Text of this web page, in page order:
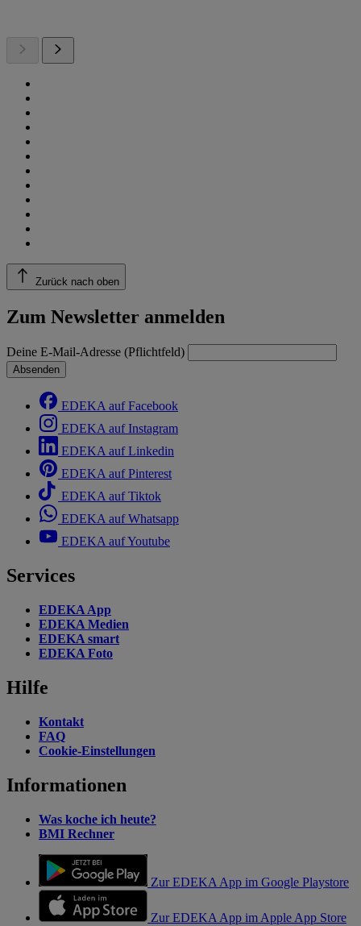
Zurück nach oben
Zum Newsletter anmelden
Deine E-Mail-Adresse (Pflichtfeld)
Absenden
EDEKA auf Facebook
EDEKA auf Instagram
EDEKA auf Linkedin
EDEKA auf Pinterest
EDEKA auf Tiktok
EDEKA auf Whatsapp
EDEKA auf Youtube
Services
EDEKA App
EDEKA Medien
EDEKA smart
EDEKA Foto
Hilfe
Kontakt
FAQ
Cookie-Einstellungen
Informationen
Was koche ich heute?
BMI Rechner
Zur EDEKA App im Google Playstore
Zur EDEKA App im Apple App Store